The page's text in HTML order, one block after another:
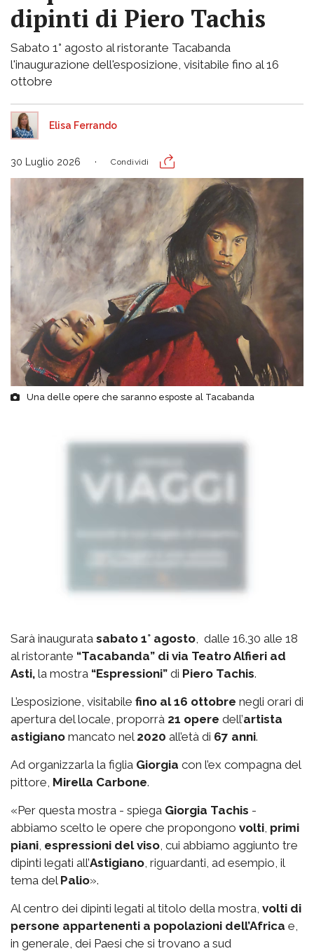
dipinti di Piero Tachis
Sabato 1° agosto al ristorante Tacabanda
l'inaugurazione dell'esposizione, visitabile fino al 16
ottobre
Elisa Ferrando
30 Luglio 2026 Condividi
Una delle opere che saranno esposte al Tacabanda
Sarà inaugurata sabato 1° agosto , dalle 16.30 alle 18
al ristorante “Tacabanda” di via Teatro Alfieri ad
Asti, la mostra “Espressioni” di Piero Tachis.
L’esposizione, visitabile fino al 16 ottobre negli orari di
apertura del locale, proporrà 21 opere dell’artista
astigiano mancato nel 2020 all’età di 67 anni.
Ad organizzarla la figlia Giorgia con l’ex compagna del
pittore, Mirella Carbone.
«Per questa mostra - spiega Giorgia Tachis -
abbiamo scelto le opere che propongono volti primi
piani espressioni del viso , cui abbiamo aggiunto tre
dipinti legati all’Astigiano , riguardanti, ad esempio, il
tema del Palio».
Al centro dei dipinti legati al titolo della mostra, volti di
persone appartenenti a popolazioni dell’Africa e,
in generale, dei Paesi che si trovano a sud